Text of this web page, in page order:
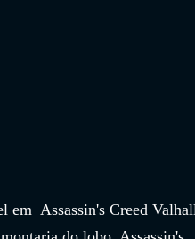
em  Assassin's Creed